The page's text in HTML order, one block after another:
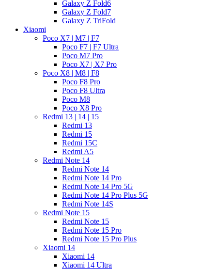
Galaxy Z Fold6
Galaxy Z Fold7
Galaxy Z TriFold
Xiaomi
Poco X7 | M7 | F7
Poco F7 | F7 Ultra
Poco M7 Pro
Poco X7 | X7 Pro
Poco X8 | M8 | F8
Poco F8 Pro
Poco F8 Ultra
Poco M8
Poco X8 Pro
Redmi 13 | 14 | 15
Redmi 13
Redmi 15
Redmi 15C
Redmi A5
Redmi Note 14
Redmi Note 14
Redmi Note 14 Pro
Redmi Note 14 Pro 5G
Redmi Note 14 Pro Plus 5G
Redmi Note 14S
Redmi Note 15
Redmi Note 15
Redmi Note 15 Pro
Redmi Note 15 Pro Plus
Xiaomi 14
Xiaomi 14
Xiaomi 14 Ultra